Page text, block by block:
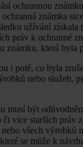
ochrannou
známka
užívání
práv k ochranné
známku, která
i poté, co byla
nebo služeb,
musí být
více starších
všech
se může k